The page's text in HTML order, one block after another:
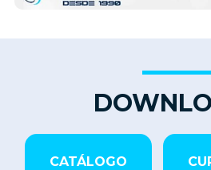
CATÁLOGO